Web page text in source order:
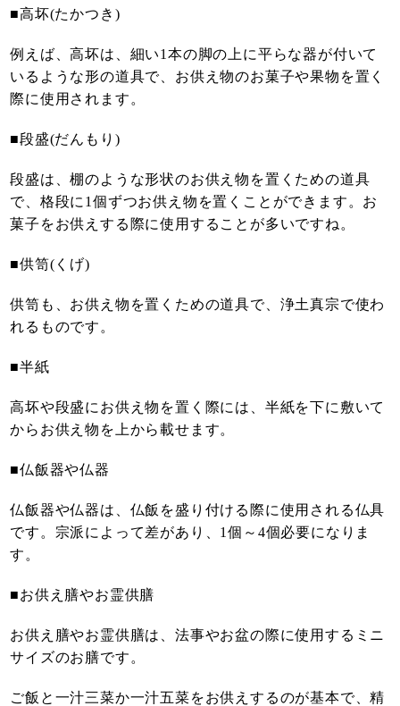
■高坏(たかつき)
例えば、高坏は、細い1本の脚の上に平らな器が付いて
いるような形の道具で、お供え物のお菓子や果物を置く
際に使用されます。
■段盛(だんもり)
段盛は、棚のような形状のお供え物を置くための道具
で、格段に1個ずつお供え物を置くことができます。お
菓子をお供えする際に使用することが多いですね。
■供笥(くげ)
供笥も、お供え物を置くための道具で、浄土真宗で使わ
れるものです。
■半紙
高坏や段盛にお供え物を置く際には、半紙を下に敷いて
からお供え物を上から載せます。
■仏飯器や仏器
仏飯器や仏器は、仏飯を盛り付ける際に使用される仏具
です。宗派によって差があり、1個～4個必要になりま
す。
■お供え膳やお霊供膳
お供え膳やお霊供膳は、法事やお盆の際に使用するミニ
サイズのお膳です。
ご飯と一汁三菜か一汁五菜をお供えするのが基本で、精